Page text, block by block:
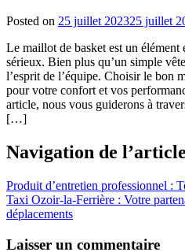
Posted on 25 juillet 202325 juillet
Le maillot de basket est un élément
sérieux. Bien plus qu’un simple
l’esprit de l’équipe. Choisir le bon
pour votre confort et vos
article, nous vous guiderons à
[…]
Navigation de l’article
Produit d’entretien professionnel :
Taxi Ozoir-la-Ferrière : Votre
déplacements
Laisser un commentaire